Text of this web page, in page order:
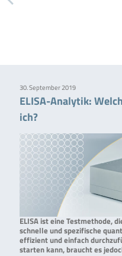
30. September 2019
ELISA-Analytik:
ich?
ELISA ist eine Testmethode,
schnelle und spezifische
effizient und einfach
starten kann, braucht es